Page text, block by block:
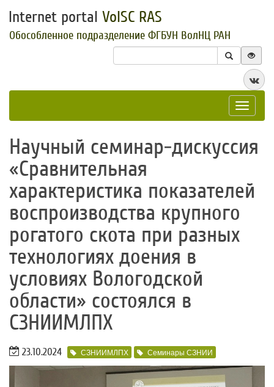
Internet portal VolSC RAS
Обособленное подразделение ФГБУН ВолНЦ РАН
Toggle
Научный семинар-дискуссия
«Сравнительная
характеристика показателей
воспроизводства крупного
рогатого скота при разных
технологиях доения в
условиях Вологодской
области» состоялся​ в
СЗНИИМЛПХ
23.10.2024 СЗНИИМЛПХ Семинары СЗНИИ